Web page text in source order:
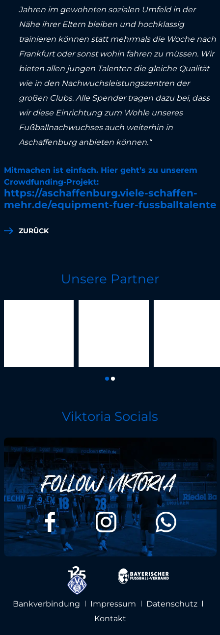
Jahren im gewohnten sozialen Umfeld in der
Nähe ihrer Eltern bleiben und hochklassig
trainieren können statt mehrmals die Woche nach
Frankfurt oder sonst wohin fahren zu müssen. Wir
bieten allen jungen Talenten die gleiche Qualität
wie in den Nachwuchsleistungszentren der
großen Clubs. Alle Spender tragen dazu bei, dass
wir diese Einrichtung zum Wohle unseres
Fußballnachwuchses auch weiterhin in
Aschaffenburg anbieten können.“
Mitmachen ist einfach. Hier geht’s zu unserem
Crowdfunding-Projekt:
https://aschaffenburg.viele-schaffen-
mehr.de/equipment-fuer-fussballtalente
ZURÜCK
Unsere Partner
Viktoria Socials
Bankverbindung Impressum
Datenschutz
Kontakt